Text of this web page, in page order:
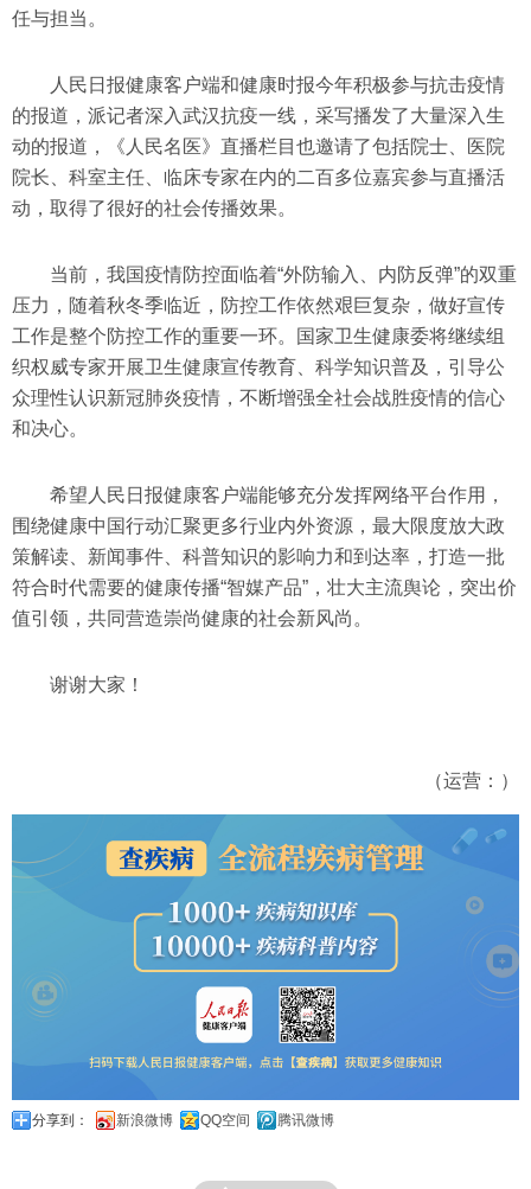
任与担当。
人民日报健康客户端和健康时报今年积极参与抗击疫情
的报道，派记者深入武汉抗疫一线，采写播发了大量深入生
动的报道，《人民名医》直播栏目也邀请了包括院士、医院
院长、科室主任、临床专家在内的二百多位嘉宾参与直播活
动，取得了很好的社会传播效果。
当前，我国疫情防控面临着“外防输入、内防反弹”的双重
压力，随着秋冬季临近，防控工作依然艰巨复杂，做好宣传
工作是整个防控工作的重要一环。国家卫生健康委将继续组
织权威专家开展卫生健康宣传教育、科学知识普及，引导公
众理性认识新冠肺炎疫情，不断增强全社会战胜疫情的信心
和决心。
希望人民日报健康客户端能够充分发挥网络平台作用，
围绕健康中国行动汇聚更多行业内外资源，最大限度放大政
策解读、新闻事件、科普知识的影响力和到达率，打造一批
符合时代需要的健康传播“智媒产品”，壮大主流舆论，突出价
值引领，共同营造崇尚健康的社会新风尚。
谢谢大家！
（运营：）
分享到： 新浪微博 QQ空间 腾讯微博